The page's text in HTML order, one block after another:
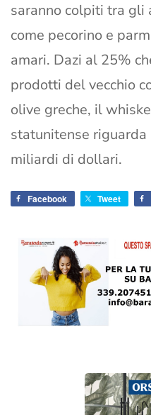
saranno colpiti tra
come pecorino e
amari. Dazi al 25%
prodotti del vecchio
olive greche, il
statunitense
miliardi di dollari.
Facebook Tweet